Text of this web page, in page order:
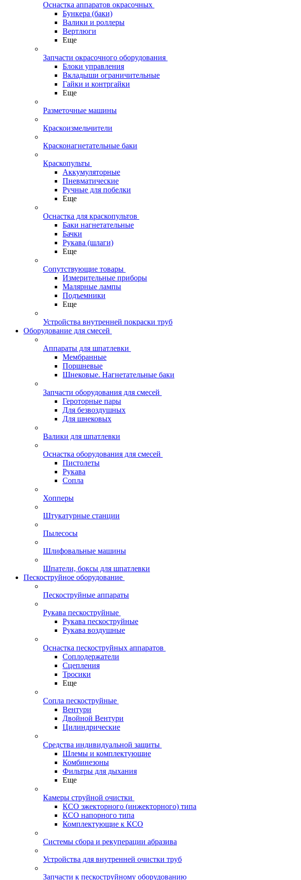
Оснастка аппаратов окрасочных
Бункера (баки)
Валики и роллеры
Вертлюги
Еще
Запчасти окрасочного оборудования
Блоки управления
Вкладыши ограничительные
Гайки и контргайки
Еще
Разметочные машины
Краскоизмельчители
Красконагнетательные баки
Краскопульты
Аккумуляторные
Пневматические
Ручные для побелки
Еще
Оснастка для краскопультов
Баки нагнетательные
Бачки
Рукава (шлаги)
Еще
Сопутствующие товары
Измерительные приборы
Малярные лампы
Подъемники
Еще
Устройства внутренней покраски труб
Оборудование для смесей
Аппараты для шпатлевки
Мембранные
Поршневые
Шнековые. Нагнетательные баки
Запчасти оборудования для смесей
Героторные пары
Для безвоздушных
Для шнековых
Валики для шпатлевки
Оснастка оборудования для смесей
Пистолеты
Рукава
Сопла
Хопперы
Штукатурные станции
Пылесосы
Шлифовальные машины
Шпатели, боксы для шпатлевки
Пескоструйное оборудование
Пескоструйные аппараты
Рукава пескоструйные
Рукава пескоструйные
Рукава воздушные
Оснастка пескоструйных аппаратов
Соплодержатели
Сцепления
Тросики
Еще
Сопла пескоструйные
Вентури
Двойной Вентури
Цилиндрические
Средства индивидуальной защиты
Шлемы и комплектующие
Комбинезоны
Фильтры для дыхания
Еще
Камеры струйной очистки
КСО эжекторного (инжекторного) типа
КСО напорного типа
Комплектующие к КСО
Системы сбора и рекуперации абразива
Устройства для внутренней очистки труб
Запчасти к пескоструйному оборудованию